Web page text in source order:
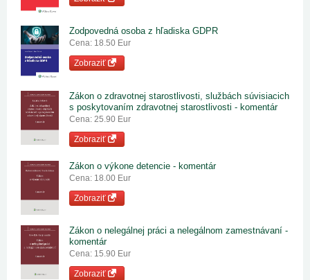
Zodpovedná osoba z hľadiska GDPR
Cena: 18.50 Eur
Zobraziť
Zákon o zdravotnej starostlivosti, službách súvisiacich
s poskytovaním zdravotnej starostlivosti - komentár
Cena: 25.90 Eur
Zobraziť
Zákon o výkone detencie - komentár
Cena: 18.00 Eur
Zobraziť
Zákon o nelegálnej práci a nelegálnom zamestnávaní -
komentár
Cena: 15.90 Eur
Zobraziť